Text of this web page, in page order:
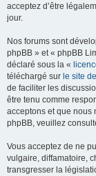
acceptez d’être
jour.
Nos forums sont
phpBB » et « phpBB
déclaré sous la «
téléchargé sur le site
de faciliter les
être tenu comme
acceptons et que nous
phpBB, veuillez
Vous acceptez de ne
vulgaire, diffamatoire,
transgresser la